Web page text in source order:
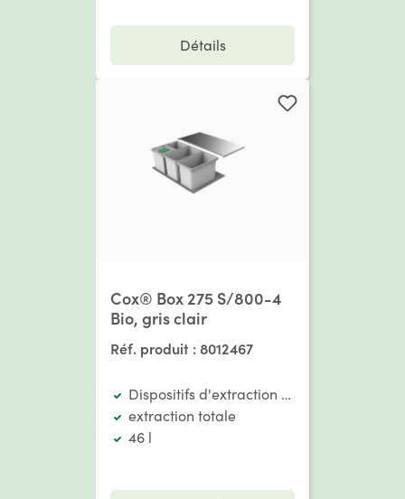
Détails
Cox® Box 275 S/800-4
Bio, gris clair
Réf. produit :8012467
Dispositifs d'extraction existants
extraction totale
46 l